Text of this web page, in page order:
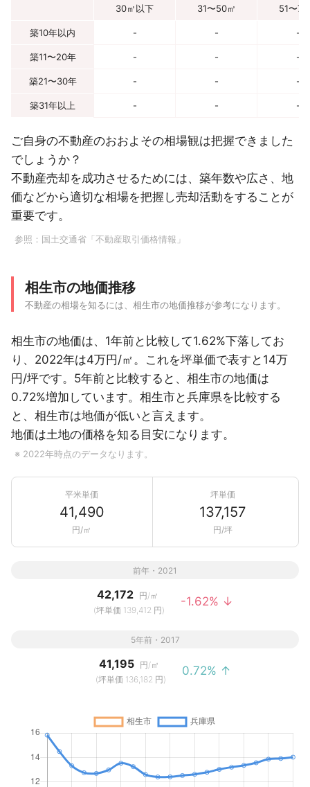
30㎡以下 31〜50㎡ 51〜70
築10年以内 - - -
築11〜20年 - - -
築21〜30年 - - -
築31年以上 - - -
ご自身の不動産のおおよその相場観は把握できました
でしょうか？
不動産売却を成功させるためには、築年数や広さ、地
価などから適切な相場を把握し売却活動をすることが
重要です。
参照： 国土交通省「不動産取引価格情報」
相生市の地価推移
不動産の相場を知るには、相生市の地価推移が参考になります。
相生市の地価は、1年前と比較して1.62%下落してお
り、2022年は4万円/㎡。これを坪単価で表すと14万
円/坪です。5年前と比較すると、相生市の地価は
0.72%増加しています。相生市と兵庫県を比較する
と、相生市は地価が低いと言えます。
地価は土地の価格を知る目安になります。
※ 2022年時点のデータなります。
平米単価
41,490
円/㎡
坪単価
137,157
円/坪
前年・2021
42,172 円/㎡
(坪単価 139,412 円)
-1.62% ↓
5年前・2017
41,195 円/㎡
(坪単価 136,182 円)
0.72% ↑